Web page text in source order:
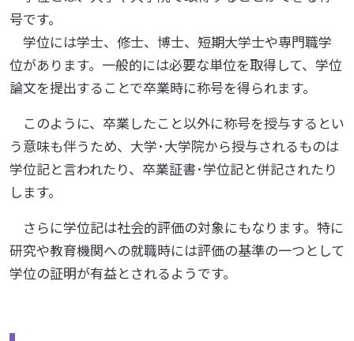
号です。
学位には学士、修士、博士、短期大学士や専門職学
位があります。一般的には必要な単位を取得して、学位
論文を提出することで卒業時に称号を得られます。
このように、卒業したこと以外に称号を授与するとい
う意味も伴うため、大学･大学院から授与されるものは
学位記と言われたり、卒業証書･学位記と併記されたり
します。
さらに学位記は社会的評価の対象にもなります。特に
研究や教育機関への就職時には評価の基準の一つとして
学位の証明が有益とされるようです。